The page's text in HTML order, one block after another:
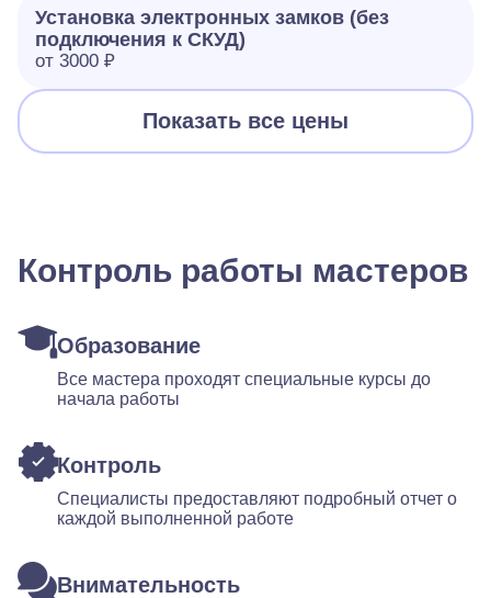
Установка электронных замков (без
подключения к СКУД)
от 3000 ₽
Показать все цены
Контроль работы мастеров
Образование
Все мастера проходят специальные курсы до
начала работы
Контроль
Специалисты предоставляют подробный отчет о
каждой выполненной работе
Внимательность